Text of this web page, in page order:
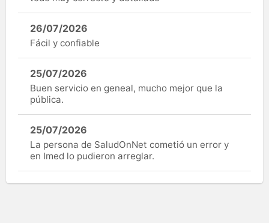
26/07/2026
Fácil y confiable
25/07/2026
Buen servicio en geneal, mucho mejor que la
pública.
25/07/2026
La persona de SaludOnNet cometió un error y
en Imed lo pudieron arreglar.